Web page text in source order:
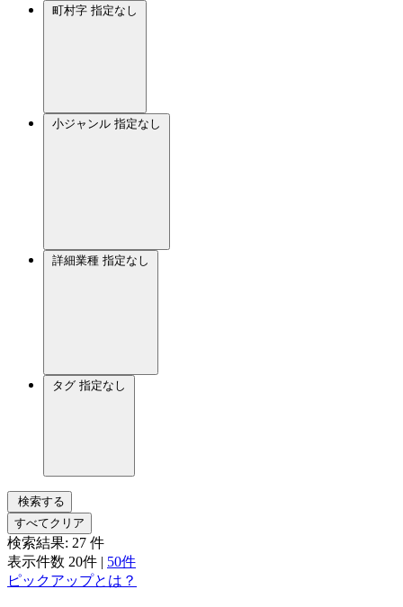
町村字 指定なし
小ジャンル 指定なし
詳細業種 指定なし
タグ 指定なし
検索する
すべてクリア
検索結果: 27 件
表示件数 20件 | 50件
ピックアップとは？